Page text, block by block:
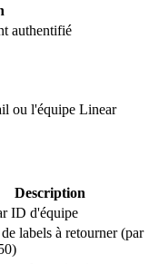
authentifié
ou l'équipe Linear
Description
ID d'équipe
labels à retourner (par